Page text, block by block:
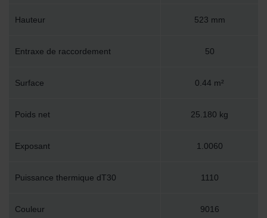
Hauteur 523 mm
Entraxe de raccordement 50
Surface 0.44 m²
Poids net 25.180 kg
Exposant 1.0060
Puissance thermique dT30 1110
Couleur 9016